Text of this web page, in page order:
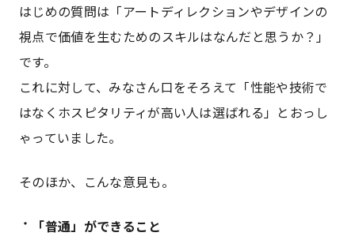
はじめの質問は「アートディレクションやデザインの
視点で価値を生むためのスキルはなんだと思うか？」
です。
これに対して、みなさん口をそろえて「性能や技術で
はなくホスピタリティが高い人は選ばれる」とおっし
ゃっていました。
そのほか、こんな意見も。
「普通」ができること